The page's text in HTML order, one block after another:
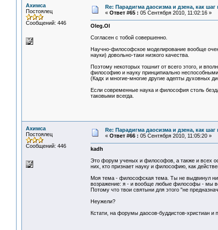
Ахимса
Постоялец
Сообщений: 446
Re: Парадигма даосизма и дзена, как
« Ответ #65 : 05 Сентября 2010, 11:02:16 »
Oleg.Ol
Согласен с тобой совершенно.
Научно-философское моделирование вообще
науки) довольно-таки низкого качества.
Поэтому некоторых тошнит от всего этого, и
философию и науку принципиально
(Кадх и многие-многие другие адепты духовных
Если современные наука и философия столь
таковыми всегда.
Ахимса
Постоялец
Сообщений: 446
Re: Парадигма даосизма и дзена, как
« Ответ #66 : 05 Сентября 2010, 11:05:20 »
kadh
Это форум ученых и философов, а также и всех
них, кто признает науку и философию, как
Моя тема - философская тема. Ты не выдвинул
возражение: я - и вообще любые философы - мы
Потому что твои святыни для этого "не
Неужели?
Кстати, на форумы даосов-буддистов-христиан